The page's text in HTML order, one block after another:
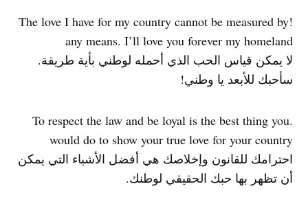
!The love I have for my country cannot be measured by
any means. I’ll love you forever my homeland
لا يمكن قياس الحب الذي أحمله لوطني بأية طريقة.
سأحبك للأبعد يا وطني!
.To respect the law and be loyal is the best thing you
would do to show your true love for your country
احترامك للقانون وإخلاصك هي أفضل الأشياء التي يمكن
أن تظهر بها حبك الحقيقي لوطنك.